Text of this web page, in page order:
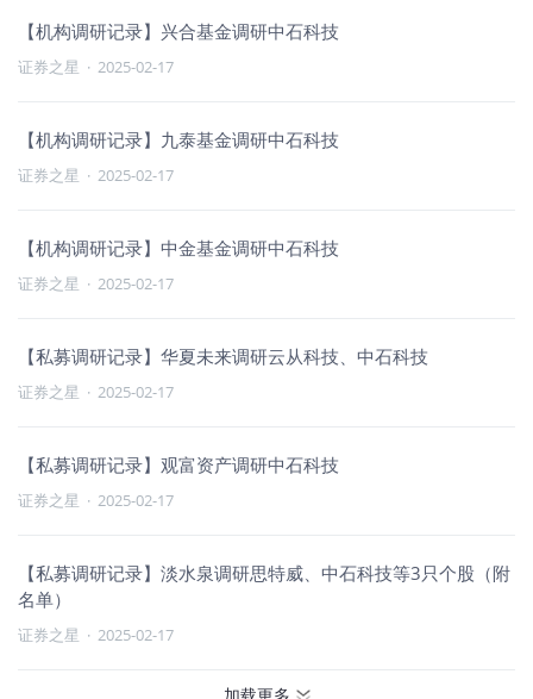
【机构调研记录】兴合基金调研中石科技
证券之星 · 2025-02-17
【机构调研记录】九泰基金调研中石科技
证券之星 · 2025-02-17
【机构调研记录】中金基金调研中石科技
证券之星 · 2025-02-17
【私募调研记录】华夏未来调研云从科技、中石科技
证券之星 · 2025-02-17
【私募调研记录】观富资产调研中石科技
证券之星 · 2025-02-17
【私募调研记录】淡水泉调研思特威、中石科技等3只个股（附
名单）
证券之星 · 2025-02-17
加载更多